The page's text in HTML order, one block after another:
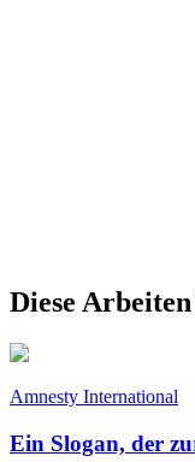
Diese
Amnesty International
Ein Slogan, der